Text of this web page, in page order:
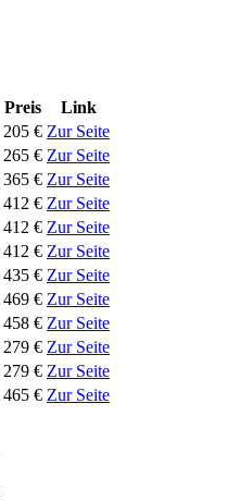
Preis
Link
205 € Zur Seite
265 € Zur Seite
365 € Zur Seite
412 € Zur Seite
412 € Zur Seite
412 € Zur Seite
435 € Zur Seite
469 € Zur Seite
458 € Zur Seite
279 € Zur Seite
279 € Zur Seite
465 € Zur Seite